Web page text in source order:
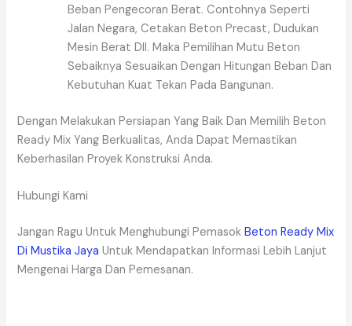
Beban Pengecoran Berat. Contohnya Seperti
Jalan Negara, Cetakan Beton Precast, Dudukan
Mesin Berat Dll. Maka Pemilihan Mutu Beton
Sebaiknya Sesuaikan Dengan Hitungan Beban Dan
Kebutuhan Kuat Tekan Pada Bangunan.
Dengan Melakukan Persiapan Yang Baik Dan Memilih Beton
Ready Mix Yang Berkualitas, Anda Dapat Memastikan
Keberhasilan Proyek Konstruksi Anda.
Hubungi Kami
Jangan Ragu Untuk Menghubungi PemasokBeton Ready Mix
Di Mustika Jaya Untuk Mendapatkan Informasi Lebih Lanjut
Mengenai Harga Dan Pemesanan.